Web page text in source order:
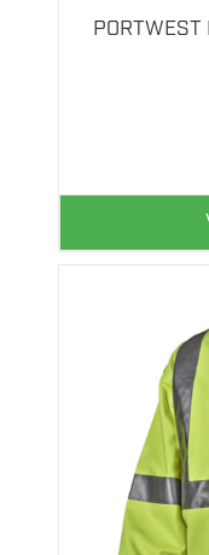
flere
produktsiden